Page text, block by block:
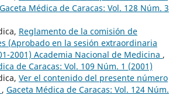
Gaceta Médica de Caracas: Vol. 128 Núm. 3
Reglamento de la comisión de
(Aprobado en la sesión extraordinaria
2001) Academia Nacional de Medicina ,
de Caracas: Vol. 109 Núm. 1 (2001)
Ver el contenido del presente número
, Gaceta Médica de Caracas: Vol. 124 Núm.